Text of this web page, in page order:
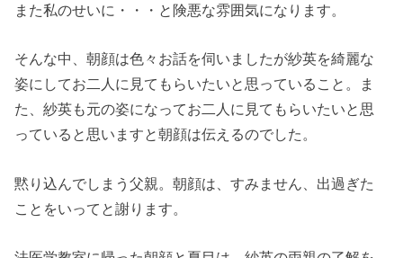
また私のせいに・・・と険悪な雰囲気になります。
そんな中、朝顔は色々お話を伺いましたが紗英を綺麗な
姿にしてお二人に見て もらいたいと思っていること。ま
た、紗英も元の姿になってお二人に見てもらいたいと思
っていると思い ますと朝顔は伝えるのでした。
黙り込んでしまう父親。朝顔は、すみません、 出過ぎた
ことをいってと謝ります。